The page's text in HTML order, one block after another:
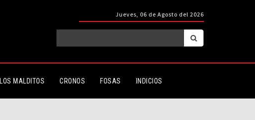
Jueves, 06 de Agosto del 2026
LOS MALDITOS CRONOS FOSAS INDICIOS